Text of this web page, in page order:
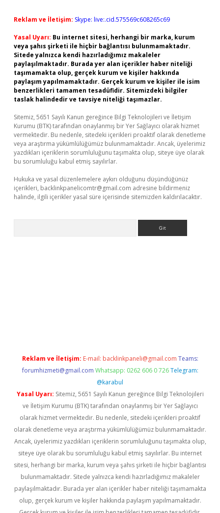
Reklam ve İletişim: Skype: live:.cid.575569c608265c69
Yasal Uyarı: Bu internet sitesi, herhangi bir marka, kurum
veya şahıs şirketi ile hiçbir bağlantısı bulunmamaktadır.
Sitede yalnızca kendi hazırladığımız makaleler
paylaşılmaktadır. Burada yer alan içerikler haber niteliği
taşımamakta olup, gerçek kurum ve kişiler hakkında
paylaşım yapılmamaktadır. Gerçek kurum ve kişiler ile isim
benzerlikleri tamamen tesadüfidir. Sitemizdeki bilgiler
taslak halindedir ve tavsiye niteliği taşımazlar.
Sitemiz, 5651 Sayılı Kanun gereğince Bilgi Teknolojileri ve İletişim
Kurumu (BTK) tarafından onaylanmış bir Yer Sağlayıcı olarak hizmet
vermektedir. Bu nedenle, sitedeki içerikleri proaktif olarak denetleme
veya araştırma yükümlülüğümüz bulunmamaktadır. Ancak, üyelerimiz
yazdıkları içeriklerin sorumluluğunu taşımakta olup, siteye üye olarak
bu sorumluluğu kabul etmiş sayılırlar.
Hukuka ve yasal düzenlemelere aykırı olduğunu düşündüğünüz
içerikleri, backlinkpanelicomtr@gmail.com adresine bildirmeniz
halinde, ilgili içerikler yasal süre içerisinde sitemizden kaldırılacaktır.
Reklam ve İletişim: E-mail: backlinkpaneli@gmail.com Teams:
forumhizmeti@gmail.com Whatsapp: 0262 606 0 726 Telegram:
@karabul
Yasal Uyarı: Sitemiz, 5651 Sayılı Kanun gereğince Bilgi Teknolojileri
ve İletişim Kurumu (BTK) tarafından onaylanmış bir Yer Sağlayıcı
olarak hizmet vermektedir. Bu nedenle, sitedeki içerikleri proaktif
olarak denetleme veya araştırma yükümlülüğümüz bulunmamaktadır.
Ancak, üyelerimiz yazdıkları içeriklerin sorumluluğunu taşımakta olup,
siteye üye olarak bu sorumluluğu kabul etmiş sayılırlar. Bu internet
sitesi, herhangi bir marka, kurum veya şahıs şirketi ile hiçbir bağlantısı
bulunmamaktadır. Sitede yalnızca kendi hazırladığımız makaleler
paylaşılmaktadır. Burada yer alan içerikler haber niteliği taşımamakta
olup, gerçek kurum ve kişiler hakkında paylaşım yapılmamaktadır.